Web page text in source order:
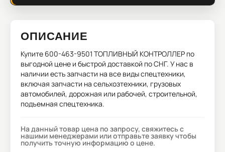
ОПИСАНИЕ
Купите 600-463-9501 ТОПЛИВНЫЙ КОНТРОЛЛЕР по
выгодной цене и быстрой доставкой по СНГ. У нас в
наличии есть запчасти на все виды спецтехники,
включая запчасти на сельхозтехники, грузовых
автомобилей, дорожная или рабочей, строительной,
подъемная спецтехника.
На данный товар цена по запросу, свяжитесь с
нашими менеджерами или отправьте заявку чтобы
получить точную информацию о цене.